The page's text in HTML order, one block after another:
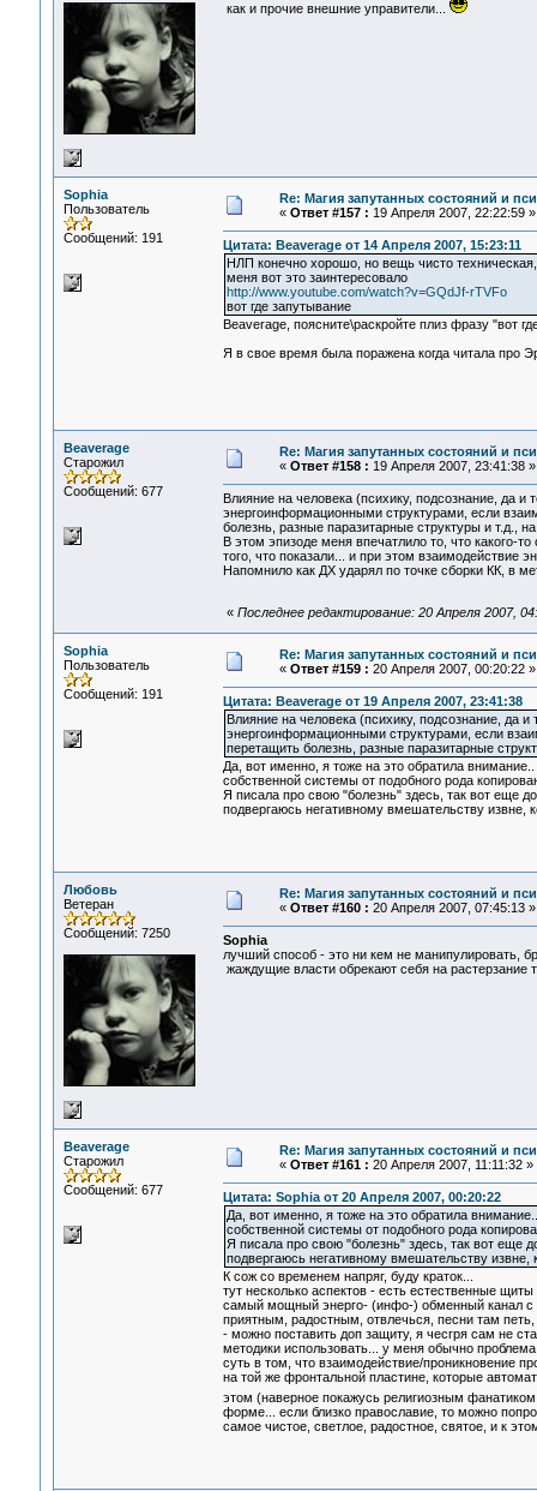
как и прочие внешние управители...
Sophia
Пользователь
Сообщений: 191
Re: Магия запутанных состояний и
« Ответ #157 : 19 Апреля 2007, 22:22:59 »
Цитата: Beaverage от 14 Апреля 2007, 15:23:11
НЛП конечно хорошо, но вещь чисто
меня вот это заинтересовало
http://www.youtube.com/watch?v=GQdJf-rTVFo
вот где запутывание
Beaverage, поясните\раскройте плиз фразу "вот
Я в свое время была поражена когда читала про
Beaverage
Старожил
Сообщений: 677
Re: Магия запутанных состояний и
« Ответ #158 : 19 Апреля 2007, 23:41:38 »
Влияние на человека (психику, подсознание, да и
энергоинформационными структурами, если
болезнь, разные паразитарные структуры и т.д.,
В этом эпизоде меня впечатлило то, что какого-
того, что показали... и при этом взаимодействие
Напомнило как ДХ ударял по точке сборки КК, в
« Последнее редактирование: 20 Апреля 2007,
Sophia
Пользователь
Сообщений: 191
Re: Магия запутанных состояний и
« Ответ #159 : 20 Апреля 2007, 00:20:22 »
Цитата: Beaverage от 19 Апреля 2007, 23:41:38
Влияние на человека (психику, подсознание, да
энергоинформационными структурами, если
перетащить болезнь, разные паразитарные
Да, вот именно, я тоже на это обратила
собственной системы от подобного рода
Я писала про свою "болезнь" здесь, так вот еще
подвергаюсь негативному вмешательству извне,
Любовь
Ветеран
Сообщений: 7250
Re: Магия запутанных состояний и
« Ответ #160 : 20 Апреля 2007, 07:45:13 »
Sophia
лучший способ - это ни кем не манипулировать,
жаждущие власти обрекают себя на
Beaverage
Старожил
Сообщений: 677
Re: Магия запутанных состояний и
« Ответ #161 : 20 Апреля 2007, 11:11:32 »
Цитата: Sophia от 20 Апреля 2007, 00:20:22
Да, вот именно, я тоже на это обратила
собственной системы от подобного рода
Я писала про свою "болезнь" здесь, так вот еще
подвергаюсь негативному вмешательству извне,
К сож со временем напряг, буду краток...
тут несколько аспектов - есть естественные
самый мощный энерго- (инфо-) обменный канал с
приятным, радостным, отвлечься, песни там петь,
- можно поставить доп защиту, я чесгря сам не
методики использовать... у меня обычно
суть в том, что взаимодействие/проникновение
на той же фронтальной пластине, которые
этом (наверное покажусь религиозным
форме... если близко православие, то можно
самое чистое, светлое, радостное, святое, и к